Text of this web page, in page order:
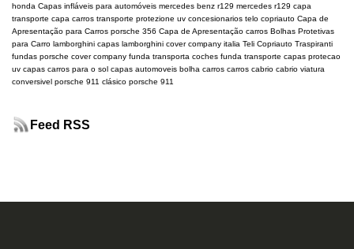
honda Capas infláveis para automóveis mercedes benz r129 mercedes r129 capa
transporte capa carros transporte protezione uv concesionarios telo copriauto Capa de
Apresentação para Carros porsche 356 Capa de Apresentação carros Bolhas Protetivas
para Carro lamborghini capas lamborghini cover company italia Teli Copriauto Traspiranti
fundas porsche cover company funda transporta coches funda transporte capas protecao
uv capas carros para o sol capas automoveis bolha carros carros cabrio cabrio viatura
conversivel porsche 911 clásico porsche 911
Feed RSS